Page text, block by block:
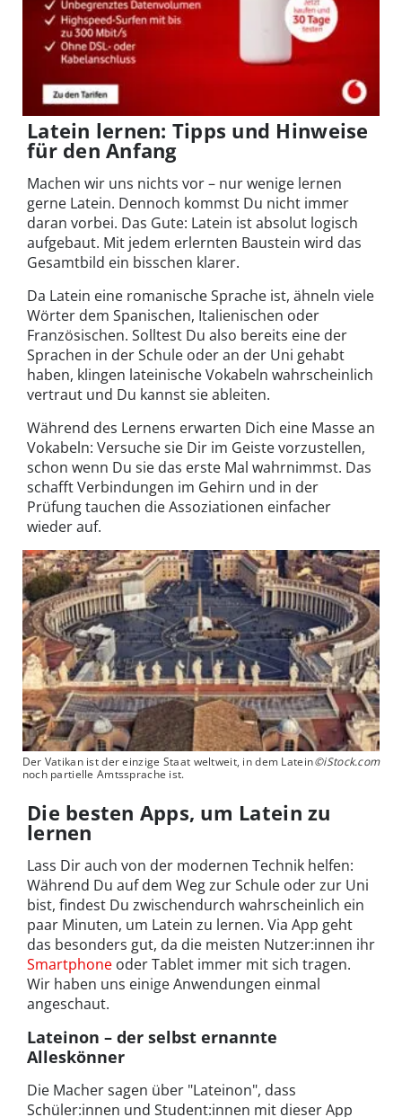
Latein lernen: Tipps und Hinweise
für den Anfang
Machen wir uns nichts vor – nur wenige lernen
gerne Latein. Dennoch kommst Du nicht immer
daran vorbei. Das Gute: Latein ist absolut logisch
aufgebaut. Mit jedem erlernten Baustein wird das
Gesamtbild ein bisschen klarer.
Da Latein eine romanische Sprache ist, ähneln viele
Wörter dem Spanischen, Italienischen oder
Französischen. Solltest Du also bereits eine der
Sprachen in der Schule oder an der Uni gehabt
haben, klingen lateinische Vokabeln wahrscheinlich
vertraut und Du kannst sie ableiten.
Während des Lernens erwarten Dich eine Masse an
Vokabeln: Versuche sie Dir im Geiste vorzustellen,
schon wenn Du sie das erste Mal wahrnimmst. Das
schafft Verbindungen im Gehirn und in der
Prüfung tauchen die Assoziationen einfacher
wieder auf.
Der Vatikan ist der einzige Staat weltweit, in dem Latein
noch partielle Amtssprache ist.
©iStock.com
Die besten Apps, um Latein zu
lernen
Lass Dir auch von der modernen Technik helfen:
Während Du auf dem Weg zur Schule oder zur Uni
bist, findest Du zwischendurch wahrscheinlich ein
paar Minuten, um Latein zu lernen. Via App geht
das besonders gut, da die meisten Nutzer:innen ihr
Smartphone oder Tablet immer mit sich tragen.
Wir haben uns einige Anwendungen einmal
angeschaut.
Lateinon – der selbst ernannte
Alleskönner
Die Macher sagen über "Lateinon", dass
Schüler:innen und Student:innen mit dieser App